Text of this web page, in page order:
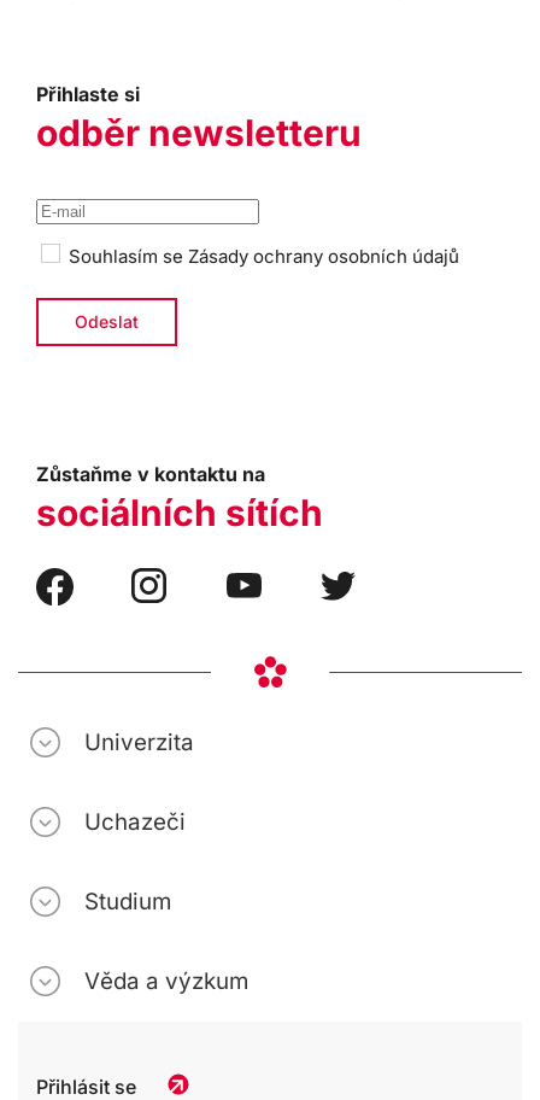
Přihlaste si
odběr newsletteru
Souhlasím se Zásady ochrany osobních údajů
Zůstaňme v kontaktu na
sociálních sítích
Univerzita
Uchazeči
Studium
Věda a výzkum
Přihlásit se